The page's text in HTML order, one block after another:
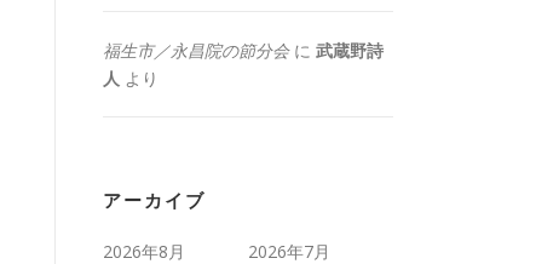
福生市／永昌院の節分会に 武蔵野詩
人 より
アーカイブ
2026年8月
2026年7月